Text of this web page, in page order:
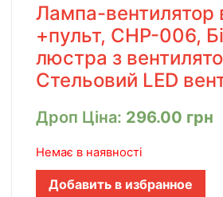
Лампа-вентилятор
+пульт, CHP-006,
люстра з
Стельовий LED
Дроп Ціна: 296.00 грн
Немає в наявності
Добавить в избранное